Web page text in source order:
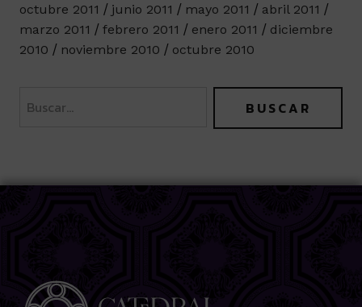
octubre 2011
junio 2011 mayo 2011
abril 2011
marzo 2011
febrero 2011 enero 2011
diciembre
2010
noviembre 2010 octubre 2010